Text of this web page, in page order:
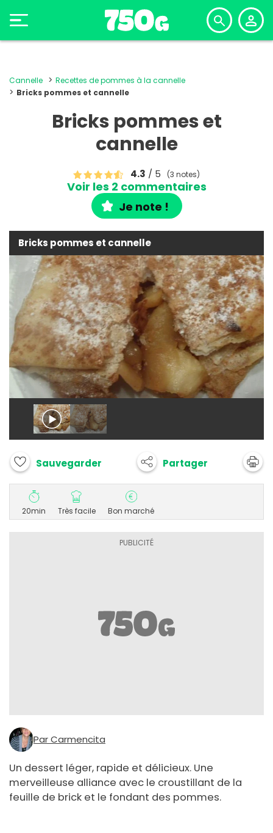
Cannelle
Recettes de pommes à la cannelle
Bricks pommes et cannelle
Bricks pommes et
cannelle
4.3 / 5 (3 notes)
Voir les 2 commentaires
Je note !
Bricks pommes et cannelle
Sauvegarder Partager
20min Très facile Bon marché
Par Carmencita
Un dessert léger, rapide et délicieux. Une
merveilleuse alliance avec le croustillant de la
feuille de brick et le fondant des pommes.